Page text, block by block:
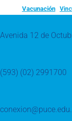
Vacunación
Avenida 12 de
(593) (02) 2991700